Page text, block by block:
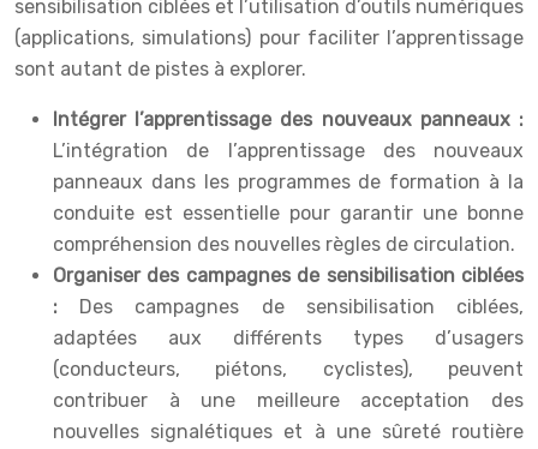
sensibilisation ciblées et l’utilisation d’outils numériques
(applications, simulations) pour faciliter l’apprentissage
sont autant de pistes à explorer.
Intégrer l’apprentissage des nouveaux panneaux :
L’intégration de l’apprentissage des nouveaux
panneaux dans les programmes de formation à la
conduite est essentielle pour garantir une bonne
compréhension des nouvelles règles de circulation.
Organiser des campagnes de sensibilisation ciblées
: Des campagnes de sensibilisation ciblées,
adaptées aux différents types d’usagers
(conducteurs, piétons, cyclistes), peuvent
contribuer à une meilleure acceptation des
nouvelles signalétiques et à une sûreté routière